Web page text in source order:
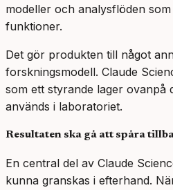
modeller och analysflöden
funktioner.
Det gör produkten till något
forskningsmodell. Claude
som ett styrande lager ovanpå
används i laboratoriet.
Resultaten ska gå att spåra
En central del av Claude
kunna granskas i efterhand.